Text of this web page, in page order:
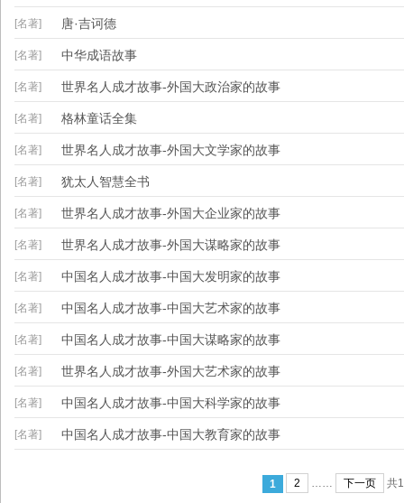
[名著] 唐·吉诃德
[名著] 中华成语故事
[名著] 世界名人成才故事-外国大政治家的故事
[名著] 格林童话全集
[名著] 世界名人成才故事-外国大文学家的故事
[名著] 犹太人智慧全书
[名著] 世界名人成才故事-外国大企业家的故事
[名著] 世界名人成才故事-外国大谋略家的故事
[名著] 中国名人成才故事-中国大发明家的故事
[名著] 中国名人成才故事-中国大艺术家的故事
[名著] 中国名人成才故事-中国大谋略家的故事
[名著] 世界名人成才故事-外国大艺术家的故事
[名著] 中国名人成才故事-中国大科学家的故事
[名著] 中国名人成才故事-中国大教育家的故事
1 2 …… 下一页 共